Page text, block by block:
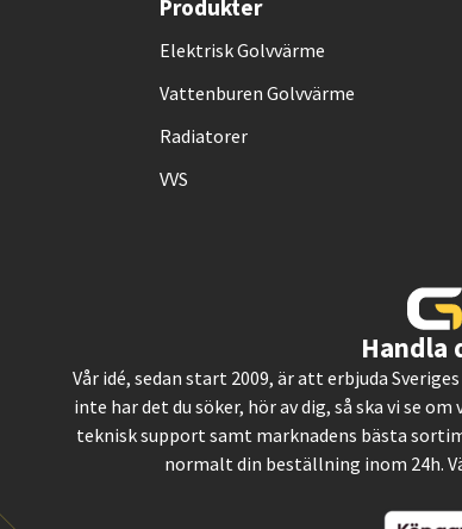
Produkter
Elektrisk Golvvärme
Vattenburen Golvvärme
Radiatorer
VVS
Handla
Vår idé, sedan start 2009, är att erbjuda
inte har det du söker, hör av dig, så ska vi se
teknisk support samt marknadens bästa
normalt din beställning inom 24h.